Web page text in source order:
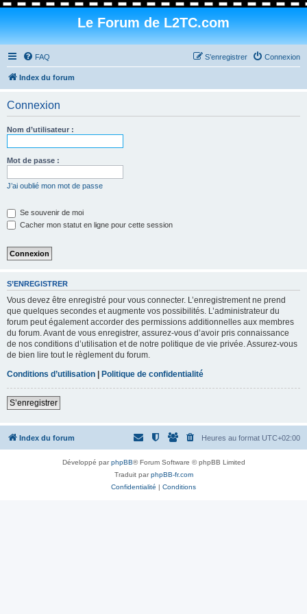
Le Forum de L2TC.com
FAQ Connexion
S’enregistrer
Index du forum
Connexion
Nom d’utilisateur :
Mot de passe :
J’ai oublié mon mot de passe
Se souvenir de moi
Cacher mon statut en ligne pour cette session
S’ENREGISTRER
Vous devez être enregistré pour vous connecter. L’enregistrement ne prend
que quelques secondes et augmente vos possibilités. L’administrateur du
forum peut également accorder des permissions additionnelles aux membres
du forum. Avant de vous enregistrer, assurez-vous d’avoir pris connaissance
de nos conditions d’utilisation et de notre politique de vie privée. Assurez-vous
de bien lire tout le règlement du forum.
Conditions d’utilisation | Politique de confidentialité
S’enregistrer
Index du forum Heures au format UTC+02:00
Développé parphpBB® Forum Software © phpBB Limited
Traduit parphpBB-fr.com
Confidentialité | Conditions